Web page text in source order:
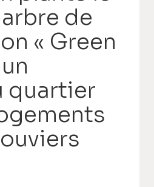
de
« Green
quartier